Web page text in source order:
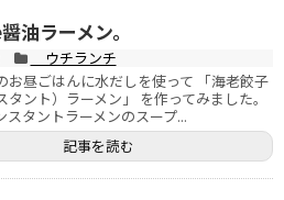
油ラーメン。
ウチランチ
お昼ごはんに水だしを使って 「海老餃子
タント）ラーメン」 を作ってみました。
スタントラーメンのスープ...
記事を読む